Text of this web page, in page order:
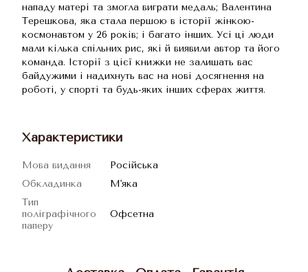
нападу матері та змогла виграти медаль; Валентина
Терешкова, яка стала першою в історії жінкою-
космонавтом у 26 років; і багато інших. Усі ці люди
мали кілька спільних рис, які й виявили автор та його
команда. Історії з цієї книжки не залишать вас
байдужими і надихнуть вас на нові досягнення на
роботі, у спорті та будь-яких інших сферах життя.
Характеристики
Мова видання
Російська
Обкладинка
М'яка
Тип
поліграфічного
паперу
Офсетна